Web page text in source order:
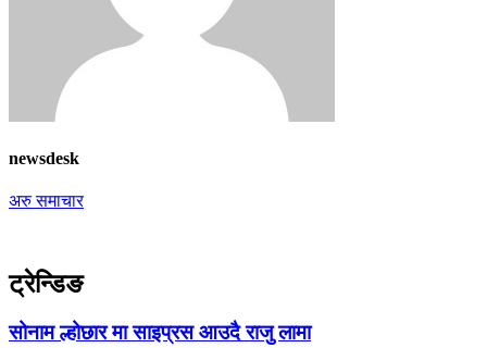
newsdesk
अरु समाचार
ट्रेन्डिङ
सोनाम ल्होछार मा साइप्रस आउदै राजु लामा